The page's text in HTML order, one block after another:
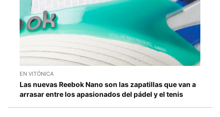
EN VITÓNICA
Las nuevas Reebok Nano son las zapatillas que van a
arrasar entre los apasionados del pádel y el tenis